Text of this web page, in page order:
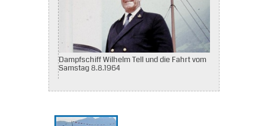
Dampfschiff Wilhelm Tell und die Fahrt vom
Samstag 8.8.1964